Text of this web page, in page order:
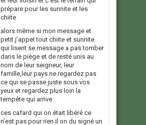
prépare pour les sunnite et les
chiite
alors même si mon message et
petit j’appel tout chiite et sunnite
qui lisent se message a pas tomber
dans le piège et de resté unis au
nom de leur seigneur, leur
famille,leur pays ne regardez pas
ce qui se passe juste sous vos
yeux et regardez plus loin la
tempête qui arrive
ces cafard qui on était libéré ce
n’est pas pour rien il on du signé un